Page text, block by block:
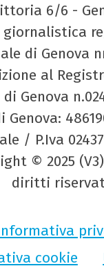
6/6 -
giornalistica
di Genova
al
Genova
Genova:
/ P.Iva
© 2025
diritti
cookie